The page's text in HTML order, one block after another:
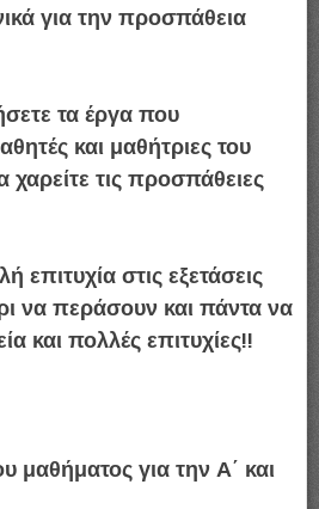
για την προσπάθεια
τα έργα που
και μαθήτριες του
χαρείτε τις προσπάθειες
επιτυχία στις εξετάσεις
να περάσουν και πάντα να
και πολλές επιτυχίες!!
μαθήματος για την Α΄ και